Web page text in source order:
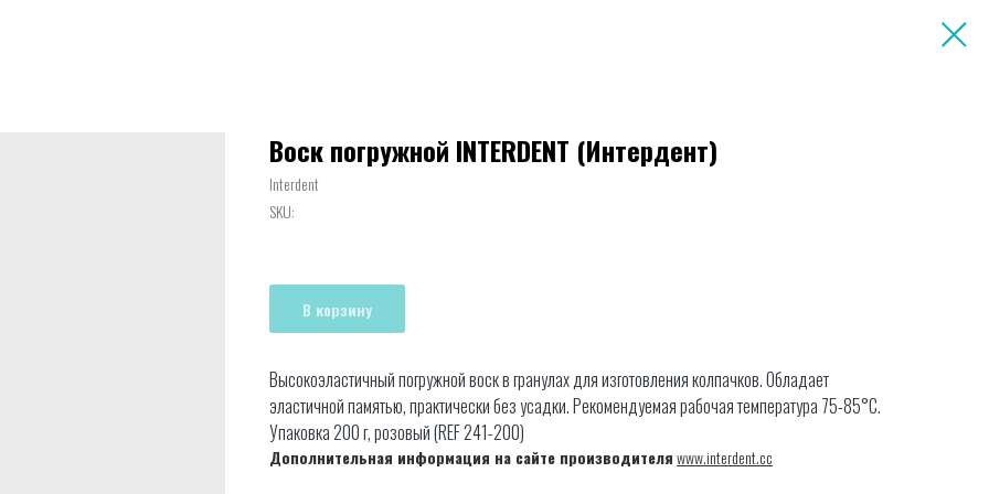
Воск погружной INTERDENT (Интердент)
Interdent
SKU:
В корзину
Высокоэластичный погружной воск в гранулах для изготовления колпачков. Обладает
эластичной памятью, практически без усадки. Рекомендуемая рабочая температура 75-85°С.
Упаковка 200 г, розовый (REF 241-200)
Дополнительная информация на сайте производителяwww.interdent.cc